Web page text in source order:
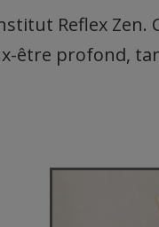
Reflex Zen.
être profond,